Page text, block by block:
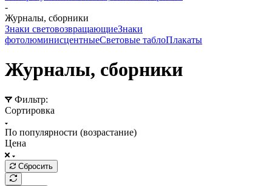
-
Журналы, сборники
Знаки световозвращающиеЗнаки
фотолюминисцентныеСветовые таблоПлакаты
Журналы, сборники
Фильтр:
Сортировка
По популярности (возрастание)
Цена
Сбросить